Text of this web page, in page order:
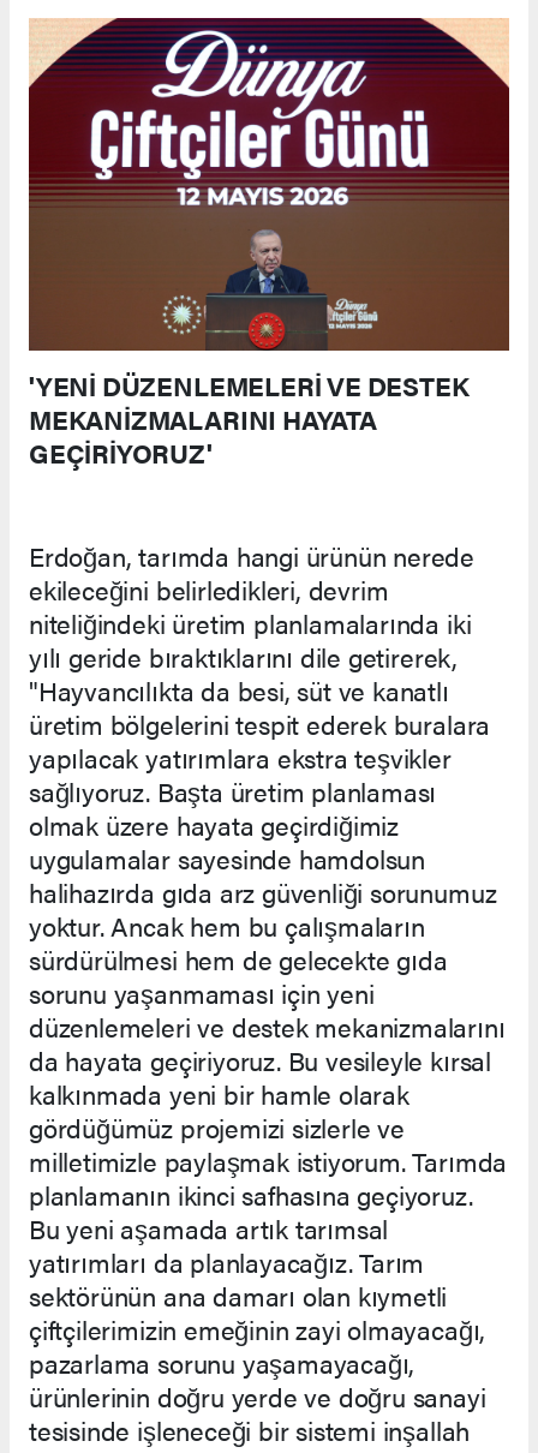
'YENİ DÜZENLEMELERİ VE DESTEK
MEKANİZMALARINI HAYATA
GEÇİRİYORUZ'
Erdoğan, tarımda hangi ürünün nerede
ekileceğini belirledikleri, devrim
niteliğindeki üretim planlamalarında iki
yılı geride bıraktıklarını dile getirerek,
"Hayvancılıkta da besi, süt ve kanatlı
üretim bölgelerini tespit ederek buralara
yapılacak yatırımlara ekstra teşvikler
sağlıyoruz. Başta üretim planlaması
olmak üzere hayata geçirdiğimiz
uygulamalar sayesinde hamdolsun
halihazırda gıda arz güvenliği sorunumuz
yoktur. Ancak hem bu çalışmaların
sürdürülmesi hem de gelecekte gıda
sorunu yaşanmaması için yeni
düzenlemeleri ve destek mekanizmalarını
da hayata geçiriyoruz. Bu vesileyle kırsal
kalkınmada yeni bir hamle olarak
gördüğümüz projemizi sizlerle ve
milletimizle paylaşmak istiyorum. Tarımda
planlamanın ikinci safhasına geçiyoruz.
Bu yeni aşamada artık tarımsal
yatırımları da planlayacağız. Tarım
sektörünün ana damarı olan kıymetli
çiftçilerimizin emeğinin zayi olmayacağı,
pazarlama sorunu yaşamayacağı,
ürünlerinin doğru yerde ve doğru sanayi
tesisinde işleneceği bir sistemi inşallah